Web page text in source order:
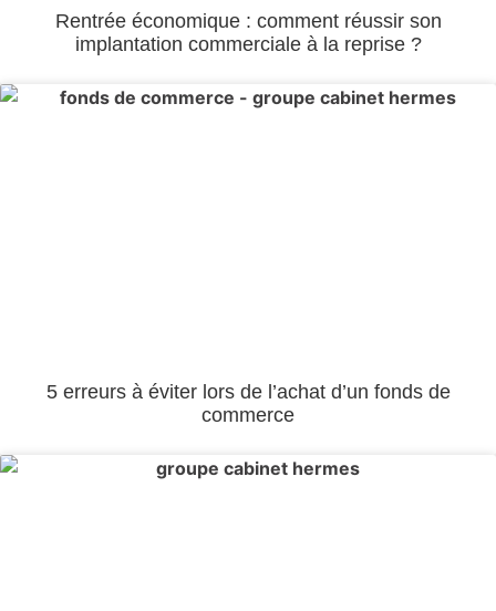
Rentrée économique : comment réussir son
implantation commerciale à la reprise ?
5 erreurs à éviter lors de l’achat d’un fonds de
commerce